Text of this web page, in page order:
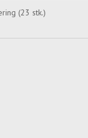
(23 stk.)